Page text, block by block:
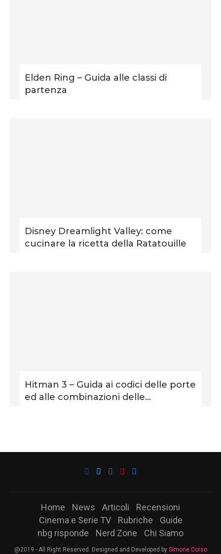
Elden Ring – Guida alle classi di
partenza
Disney Dreamlight Valley: come
cucinare la ricetta della Ratatouille
Hitman 3 – Guida ai codici delle porte
ed alle combinazioni delle...
Home News Articoli
Recensioni
Cinema e Serie TV
Rubriche
Guide
nbg risponde
Nerd Zone Chi Siamo
@2019 - All Right Reserved. Designed and Developed by Simone Corso